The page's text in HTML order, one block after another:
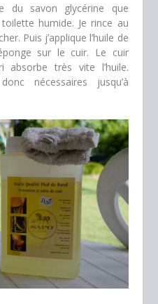
du savon glycérine que
humide. Je rince au
Puis j’applique l’huile de
sur le cuir. Le cuir
absorbe très vite l’huile.
nécessaires jusqu’à